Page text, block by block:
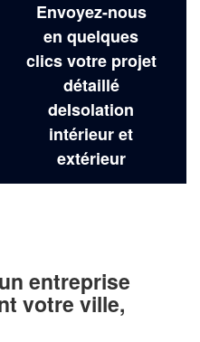
Envoyez-nous
en quelques
clics votre projet
détaillé
deIsolation
intérieur et
extérieur
entreprise
votre ville,